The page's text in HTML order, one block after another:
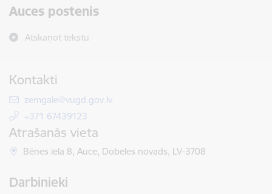
Auces postenis
Atskaņot tekstu
Kontakti
E-pasts:
zemgale@vugd.gov.lv
+371 67439123
Atrašanās vieta
Bēnes iela 8, Auce, Dobeles novads, LV-3708
Darbinieki